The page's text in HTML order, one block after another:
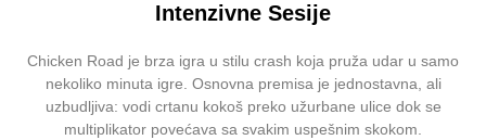
Intenzivne Sesije
Chicken Road je brza igra u stilu crash koja pruža udar u samo
nekoliko minuta igre. Osnovna premisa je jednostavna, ali
uzbudljiva: vodi crtanu kokoš preko užurbane ulice dok se
multiplikator povećava sa svakim uspešnim skokom.